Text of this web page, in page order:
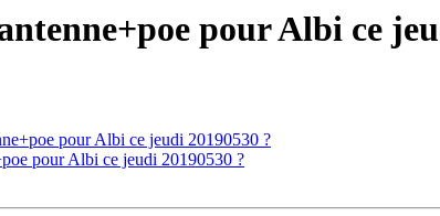
pour Albi ce
pour Albi ce jeudi 20190530 ?
pour Albi ce jeudi 20190530 ?